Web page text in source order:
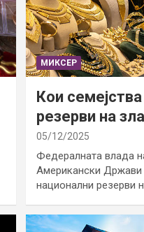
МИКСЕР
Кои
резерви на
05/12/2025
Федералната влада
Американски Држави
национални резерви